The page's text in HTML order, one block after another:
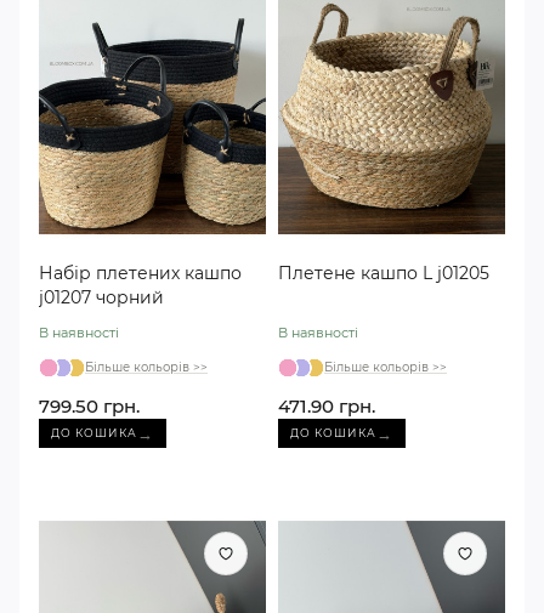
Набір плетених кашпо
j01207 чорний
В наявності
Більше кольорів >>
799.50 грн.
ДО КОШИКА →
Плетене кашпо L j01205
В наявності
Більше кольорів >>
471.90 грн.
ДО КОШИКА →